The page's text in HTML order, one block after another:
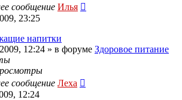
сообщение Илья
23:25
напитки
12:24 » в форуме Здоровое питание
сообщение Леха
12:24